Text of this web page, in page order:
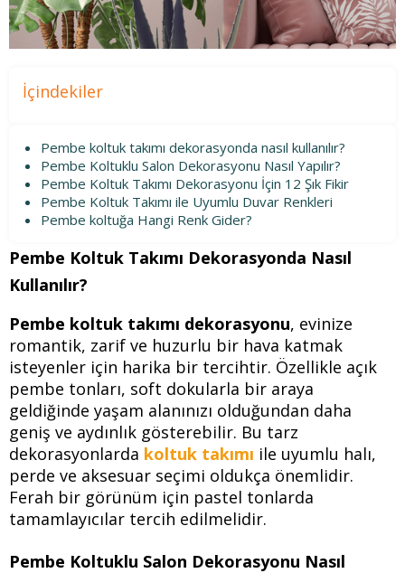
İçindekiler
Pembe koltuk takımı dekorasyonda nasıl kullanılır?
Pembe Koltuklu Salon Dekorasyonu Nasıl Yapılır?
Pembe Koltuk Takımı Dekorasyonu İçin 12 Şık Fikir
Pembe Koltuk Takımı ile Uyumlu Duvar Renkleri
Pembe koltuğa Hangi Renk Gider?
Pembe Koltuk Takımı Dekorasyonda Nasıl
Kullanılır?
Pembe koltuk takımı dekorasyonu, evinize
romantik, zarif ve huzurlu bir hava katmak
isteyenler için harika bir tercihtir. Özellikle açık
pembe tonları, soft dokularla bir araya
geldiğinde yaşam alanınızı olduğundan daha
geniş ve aydınlık gösterebilir. Bu tarz
dekorasyonlarda koltuk takımı ile uyumlu halı,
perde ve aksesuar seçimi oldukça önemlidir.
Ferah bir görünüm için pastel tonlarda
tamamlayıcılar tercih edilmelidir.
Pembe Koltuklu Salon Dekorasyonu Nasıl